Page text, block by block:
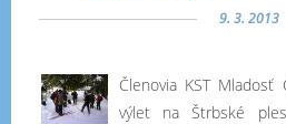
9. 3. 2013
Členovia KST Mladosť
výlet na Štrbské